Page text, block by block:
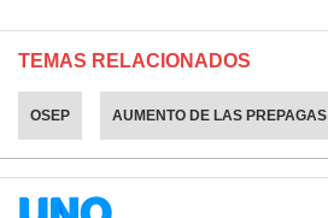
TEMAS RELACIONADOS
OSEP AUMENTO DE LAS PREPAGAS